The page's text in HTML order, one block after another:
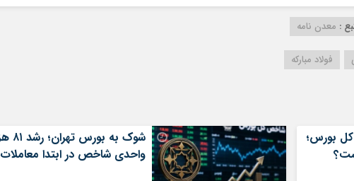
: معدن نامه
فولاد مبارکه
بورس؛
شوک به
واحدی شاخص در ابتدا معاملات